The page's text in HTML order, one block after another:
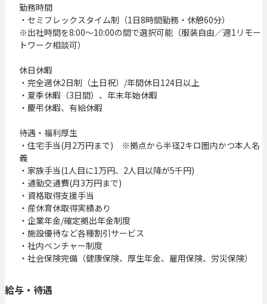
勤務時間
・セミフレックスタイム制（1日8時間勤務・休憩60分）
※出社時間を8:00〜10:00の間で選択可能（服装自由／週1リモー
トワーク相談可）
休日休暇
・完全週休2日制（土日祝）/年間休日124日以上
・夏季休暇（3日間）、年末年始休暇
・慶弔休暇、有給休暇
待遇・福利厚生
・住宅手当(月2万円まで)　※拠点から半径2キロ圏内かつ本人名
義
・家族手当(1人目に1万円、2人目以降が5千円)
・通勤交通費(月3万円まで)
・資格取得支援手当
・産休育休取得実績あり
・企業年金/確定拠出年金制度
・施設優待など各種割引サービス
・社内ベンチャー制度
・社会保険完備（健康保険、厚生年金、雇用保険、労災保険）
給与・待遇